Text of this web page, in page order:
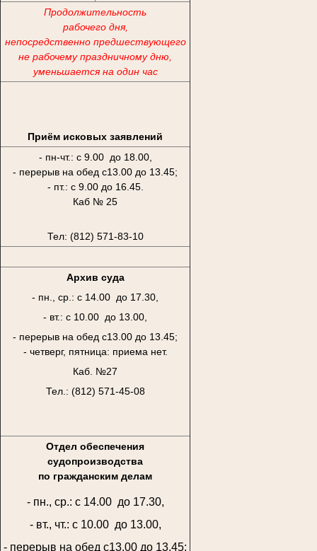
Продолжительность
рабочего дня,
непосредственно предшествующего
не рабочему праздничному дню,
уменьшается на один час
Приём исковых заявлений
- пн-чт.: с 9.00 до 18.00,
- перерыв на обед с13.00 до 13.45;
- пт.: с 9.00 до 16.45.
Каб № 25
Тел: (812) 571-83-10
Архив суда
- пн., ср.: с 14.00 до 17.30,
- вт.: с 10.00 до 13.00,
- перерыв на обед с13.00 до 13.45;
- четверг, пятница: приема нет.
Каб. №27
Тел.: (812) 571-45-08
Отдел обеспечения
судопроизводства
по гражданским делам
- пн., ср.: с 14.00 до 17.30,
- вт., чт.: с 10.00 до 13.00,
- перерыв на обед с13.00 до 13.45;